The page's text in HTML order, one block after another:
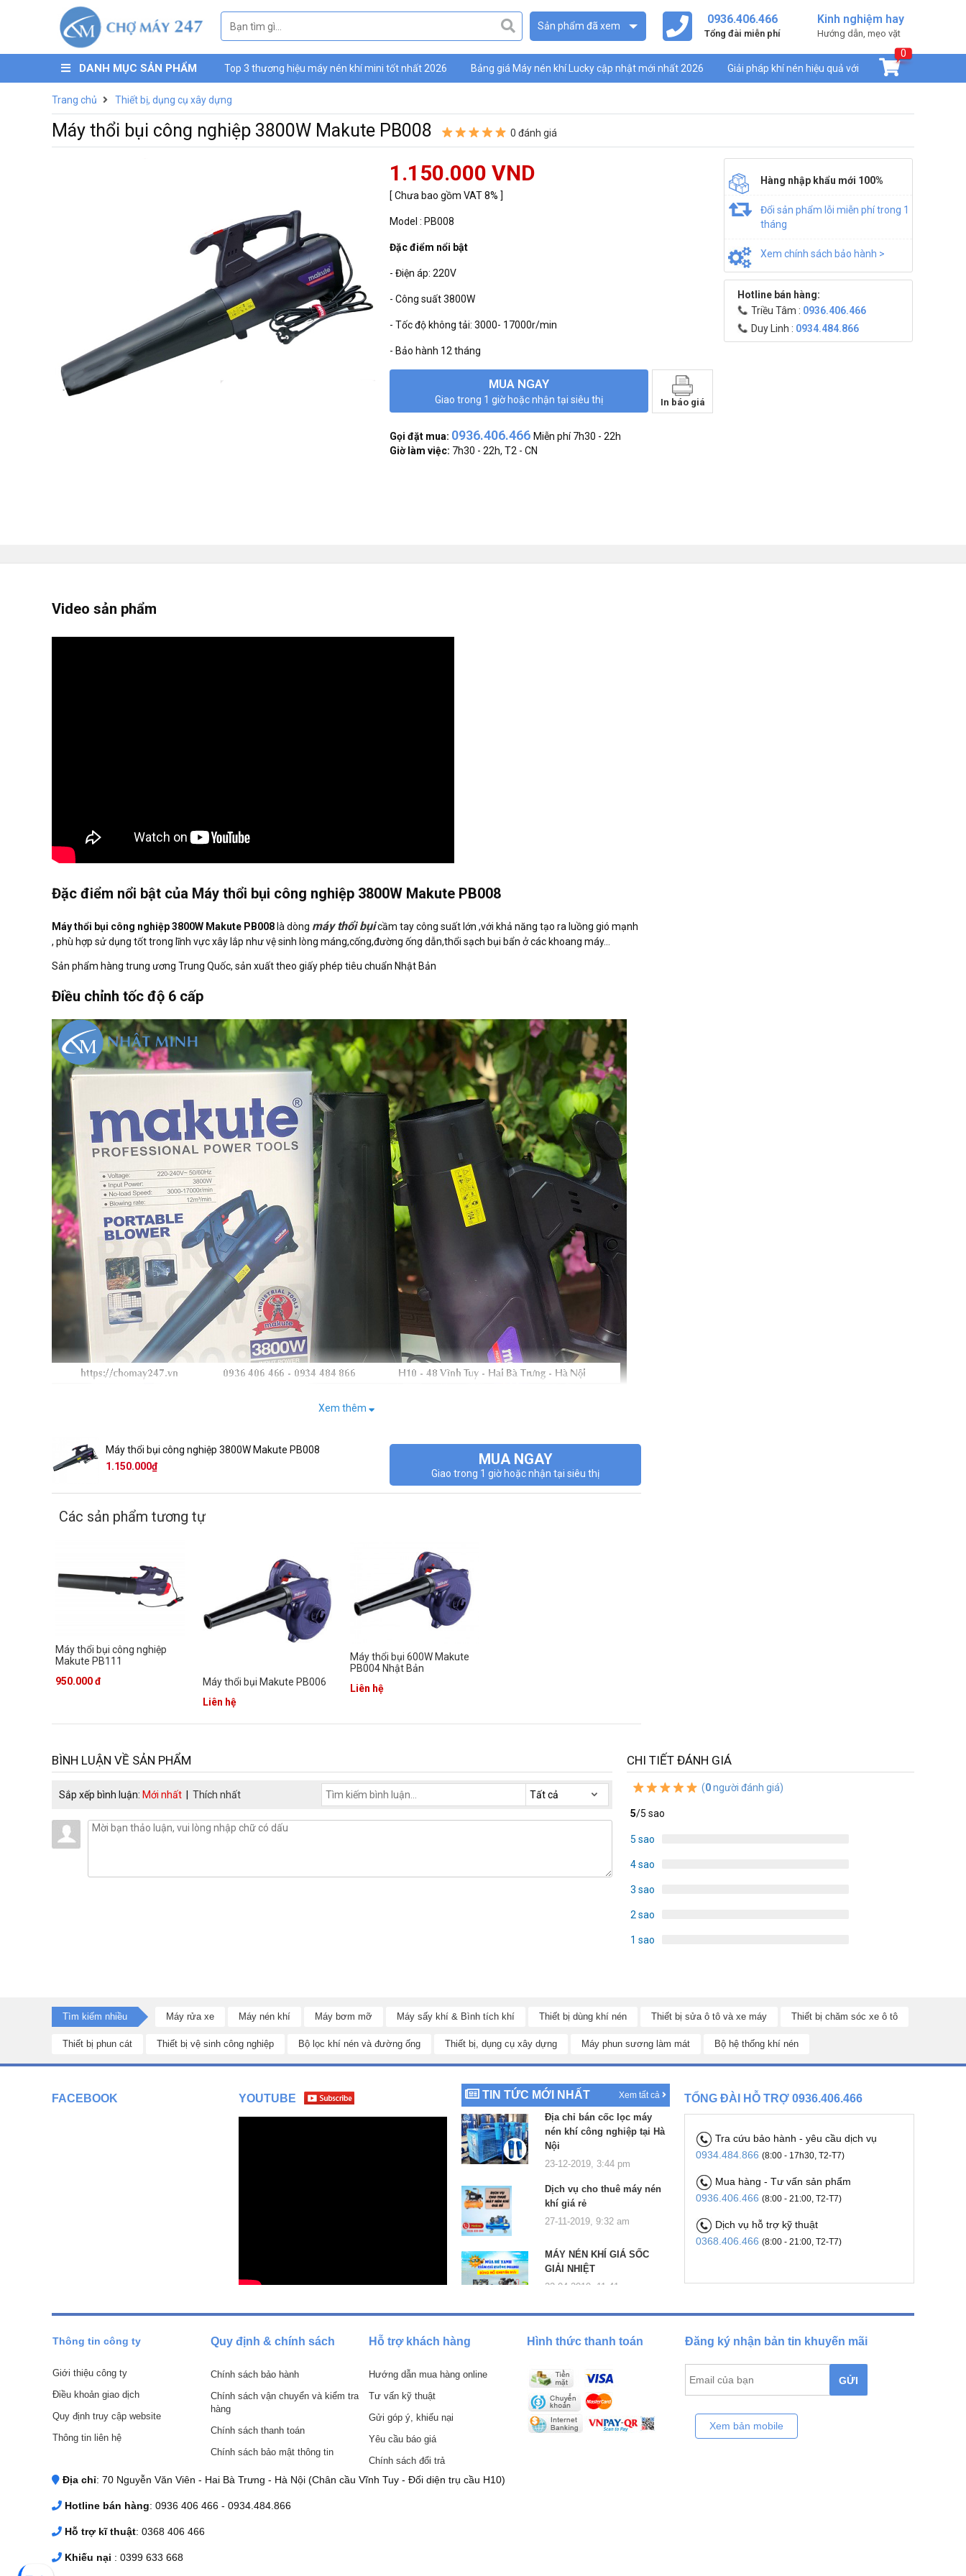
Sản phẩm đã xem Kinh nghiệm hay
Hướng dẫn, mẹo vặt
0936.406.466
Tổng đài miễn phí
DANH MỤC SẢN PHẨM Top 3 thương hiệu máy nén khí mini tốt nhất 2026 Bảng giá Máy nén khí Lucky cập nhật mới nhất 2026 Giải pháp khí nén hiệu quả với
máy nén khí mini Lucky
0
Trang chủ Thiết bị, dụng cụ xây dựng
Máy thổi bụi công nghiệp 3800W Makute PB008 0 đánh giá
1.150.000 VND
[ Chưa bao gồm VAT 8% ]
Model : PB008
Đặc điểm nổi bật
- Điện áp: 220V
- Công suất 3800W
- Tốc độ không tải: 3000- 17000r/min
- Bảo hành 12 tháng
MUA NGAY
Giao trong 1 giờ hoặc nhận tại siêu thị In báo giá
Gọi đặt mua: 0936.406.466 Miễn phí 7h30 - 22h
Giờ làm việc: 7h30 - 22h, T2 - CN
Hàng nhập khẩu mới 100%
Đổi sản phẩm lỗi miễn phí trong 1
tháng
Xem chính sách bảo hành >
Hotline bán hàng:
Triều Tâm : 0936.406.466
Duy Linh : 0934.484.866
Video sản phẩm
Đặc điểm nổi bật của Máy thổi bụi công nghiệp 3800W Makute PB008
Máy thổi bụi công nghiệp 3800W Makute PB008 là dòng máy thổi bụicầm tay công suất lớn ,với khả năng tạo ra luồng gió mạnh
, phù hợp sử dụng tốt trong lĩnh vực xây lắp như vệ sinh lòng máng,cống,đường ống dẫn,thổi sạch bụi bẩn ở các khoang máy...
Sản phẩm hàng trung ương Trung Quốc, sản xuất theo giấy phép tiêu chuẩn Nhật Bản
Điều chỉnh tốc độ 6 cấp
Máy thổi bụi công nghiệp 3800W Makute PB008
với công suất 3800W cùng tốc độ không tải: 3000- 17000r/min có khả năng điều
Máy thổi bụi công nghiệp 3800W Makute PB008
cao cấp chắc chắn nên sở hữu độ rắn chắc tuyệt đối, chịu lực tốt, chống chịu được sự mài mòn, biến dạng khi bị tác động mạnh
trong suốt quá trình sử dụng
Bên cạnh đómáy thổi bụi công suất lớn PB008còn có thể chịu được nhiệt và lực tác động mạnh trong quá trình sử dụng, khi thời
Địa chỉ bán máy thổi bụi Makute chính hãng, giá rẻ nhất
Xem thêm
Máy thổi bụi công nghiệp 3800W Makute PB008
1.150.000₫
MUA NGAY
Giao trong 1 giờ hoặc nhận tại siêu thị
Các sản phẩm tương tự
Máy thổi bụi công nghiệp
Makute PB111
950.000 đ
Máy thổi bụi Makute PB006
Liên hệ
Máy thổi bụi 600W Makute
PB004 Nhật Bản
Liên hệ
BÌNH LUẬN VỀ SẢN PHẨM
Sắp xếp bình luận: Mới nhất Thích nhất
CHI TIẾT ĐÁNH GIÁ
(0người đánh giá)
5/5 sao
5 sao
4 sao
3 sao
2 sao
1 sao
Tìm kiếm nhiều Máy rửa xe Máy nén khí Máy bơm mỡ Máy sấy khí & Bình tích khí Thiết bị dùng khí nén Thiết bị sửa ô tô và xe máy Thiết bị chăm sóc xe ô tô
Thiết bị phun cát Thiết bị vệ sinh công nghiệp Bộ lọc khí nén và đường ống Thiết bị, dụng cụ xây dựng Máy phun sương làm mát Bộ hệ thống khí nén
FACEBOOK YOUTUBE TIN TỨC MỚI NHẤT Xem tất cả
Địa chỉ bán cốc lọc máy
nén khí công nghiệp tại Hà
Nội
23-12-2019, 3:44 pm
Dịch vụ cho thuê máy nén
khí giá rẻ
27-11-2019, 9:32 am
MÁY NÉN KHÍ GIÁ SỐC
GIẢI NHIỆT
22-04-2019, 11:41 am
TỔNG ĐÀI HỖ TRỢ 0936.406.466
Tra cứu bảo hành - yêu cầu dịch vụ
0934.484.866 (8:00 - 17h30, T2-T7)
Mua hàng - Tư vấn sản phẩm
0936.406.466 (8:00 - 21:00, T2-T7)
Dịch vụ hỗ trợ kỹ thuật
0368.406.466 (8:00 - 21:00, T2-T7)
Thông tin công ty
Giới thiệu công ty
Điều khoản giao dịch
Quy định truy cập website
Thông tin liên hệ
Quy định & chính sách
Chính sách bảo hành
Chính sách vận chuyển và kiểm tra
hàng
Chính sách thanh toán
Chính sách bảo mật thông tin
Hỗ trợ khách hàng
Hướng dẫn mua hàng online
Tư vấn kỹ thuật
Gửi góp ý, khiếu nại
Yêu cầu báo giá
Chính sách đổi trả
Hình thức thanh toán Đăng ký nhận bản tin khuyến mãi
GỬI
Xem bản mobile
Địa chỉ: 70 Nguyễn Văn Viên - Hai Bà Trưng - Hà Nội (Chân cầu Vĩnh Tuy - Đối diện trụ cầu H10)
Hotline bán hàng: 0936 406 466 - 0934.484.866
Hỗ trợ kĩ thuật: 0368 406 466
Khiếu nại : 0399 633 668